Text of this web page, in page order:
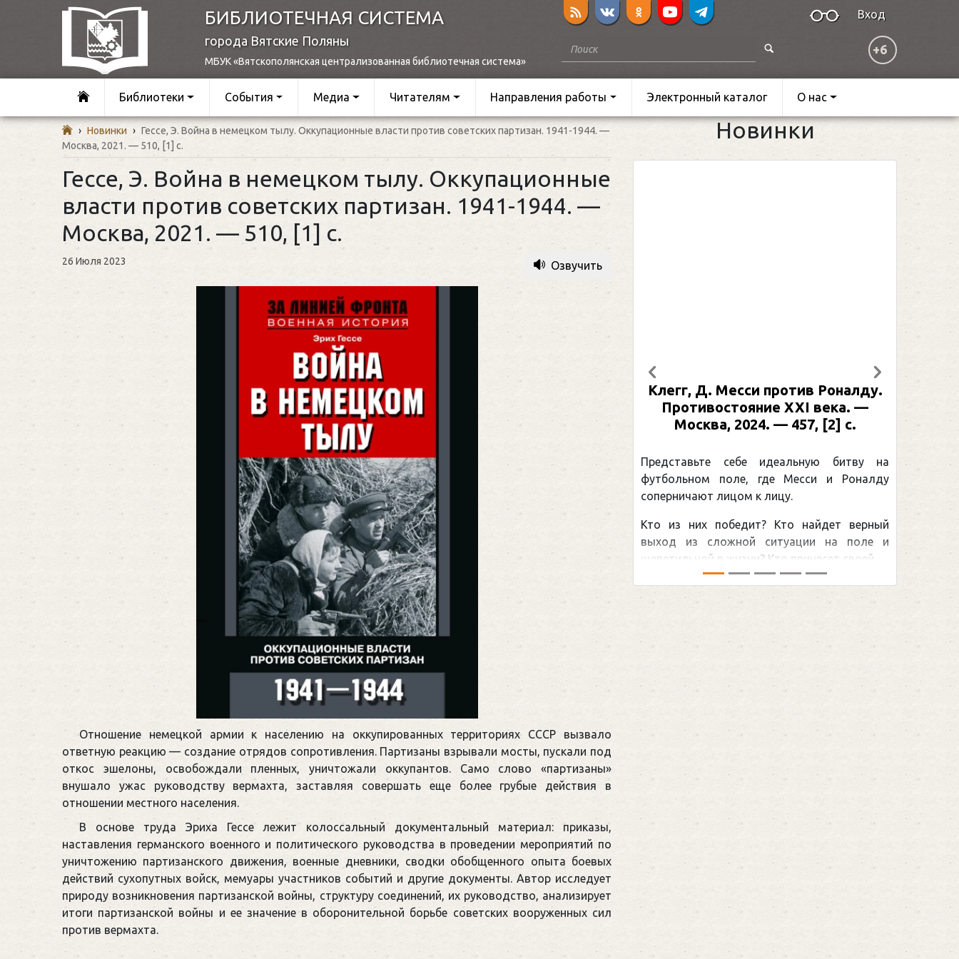
БИБЛИОТЕЧНАЯ СИСТЕМА
города Вятские Поляны
МБУК «Вятскополянская централизованная библиотечная система»
Вход
+6
Библиотеки События Медиа Читателям Направления работы Электронный каталог О нас
› Новинки › Гессе, Э. Война в немецком тылу. Оккупационные власти против советских партизан. 1941-1944. —
Москва, 2021. — 510, [1] c.
Гессе, Э. Война в немецком тылу. Оккупационные
власти против советских партизан. 1941-1944. —
Москва, 2021. — 510, [1] c.
26 Июля 2023 Озвучить
Отношение немецкой армии к населению на оккупированных территориях СССР вызвало
ответную реакцию — создание отрядов сопротивления. Партизаны взрывали мосты, пускали под
откос эшелоны, освобождали пленных, уничтожали оккупантов. Само слово «партизаны»
внушало ужас руководству вермахта, заставляя совершать еще более грубые действия в
отношении местного населения.
В основе труда Эриха Гессе лежит колоссальный документальный материал: приказы,
наставления германского военного и политического руководства в проведении мероприятий по
уничтожению партизанского движения, военные дневники, сводки обобщенного опыта боевых
действий сухопутных войск, мемуары участников событий и другие документы. Автор исследует
природу возникновения партизанской войны, структуру соединений, их руководство, анализирует
итоги партизанской войны и ее значение в оборонительной борьбе советских вооруженных сил
против вермахта.
Новинки
Клегг, Д. Месси против Роналду.
Противостояние XXI века. —
Москва, 2024. — 457, [2] с.
Представьте себе идеальную битву на
футбольном поле, где Месси и Роналду
соперничают лицом к лицу.
Кто из них победит? Кто найдет верный
выход из сложной ситуации на поле и
щепетильной в жизни? Кто принесет своей ...
Предыдущий Следующий